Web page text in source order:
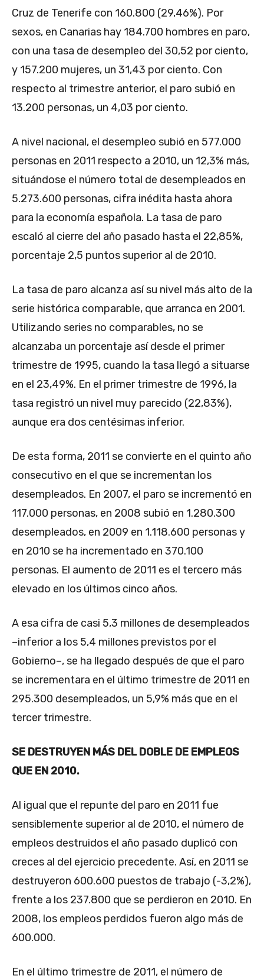
Cruz de Tenerife con 160.800 (29,46%). Por
sexos, en Canarias hay 184.700 hombres en paro,
con una tasa de desempleo del 30,52 por ciento,
y 157.200 mujeres, un 31,43 por ciento. Con
respecto al trimestre anterior, el paro subió en
13.200 personas, un 4,03 por ciento.
A nivel nacional, el desempleo subió en 577.000
personas en 2011 respecto a 2010, un 12,3% más,
situándose el número total de desempleados en
5.273.600 personas, cifra inédita hasta ahora
para la economía española. La tasa de paro
escaló al cierre del año pasado hasta el 22,85%,
porcentaje 2,5 puntos superior al de 2010.
La tasa de paro alcanza así su nivel más alto de la
serie histórica comparable, que arranca en 2001.
Utilizando series no comparables, no se
alcanzaba un porcentaje así desde el primer
trimestre de 1995, cuando la tasa llegó a situarse
en el 23,49%. En el primer trimestre de 1996, la
tasa registró un nivel muy parecido (22,83%),
aunque era dos centésimas inferior.
De esta forma, 2011 se convierte en el quinto año
consecutivo en el que se incrementan los
desempleados. En 2007, el paro se incrementó en
117.000 personas, en 2008 subió en 1.280.300
desempleados, en 2009 en 1.118.600 personas y
en 2010 se ha incrementado en 370.100
personas. El aumento de 2011 es el tercero más
elevado en los últimos cinco años.
A esa cifra de casi 5,3 millones de desempleados
–inferior a los 5,4 millones previstos por el
Gobierno–, se ha llegado después de que el paro
se incrementara en el último trimestre de 2011 en
295.300 desempleados, un 5,9% más que en el
tercer trimestre.
SE DESTRUYEN MÁS DEL DOBLE DE EMPLEOS
QUE EN 2010.
Al igual que el repunte del paro en 2011 fue
sensiblemente superior al de 2010, el número de
empleos destruidos el año pasado duplicó con
creces al del ejercicio precedente. Así, en 2011 se
destruyeron 600.600 puestos de trabajo (-3,2%),
frente a los 237.800 que se perdieron en 2010. En
2008, los empleos perdidos fueron algo más de
600.000.
En el último trimestre de 2011, el número de